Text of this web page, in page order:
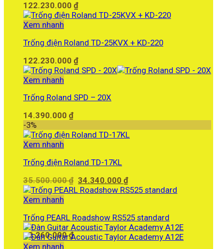
122.230.000 ₫
Xem nhanh
Trống điện Roland TD-25KVX + KD-220
122.230.000 ₫
Xem nhanh
Trống Roland SPD – 20X
14.390.000 ₫
-3%
Xem nhanh
Trống điện Roland TD-17KL
35.500.000₫ Giá
gốc
34.340.000₫Giá
hiện
34.340.000 ₫.
Xem nhanh
Trống PEARL Roadshow RS525 standard
12.260.000₫
Xem nhanh